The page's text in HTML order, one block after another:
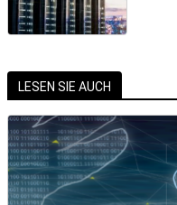
LESEN SIE AUCH